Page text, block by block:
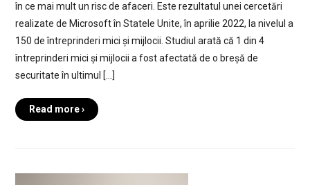
în ce mai mult un risc de afaceri. Este rezultatul unei cercetări
realizate de Microsoft în Statele Unite, în aprilie 2022, la nivelul a
150 de întreprinderi mici și mijlocii. Studiul arată că 1 din 4
întreprinderi mici și mijlocii a fost afectată de o breșă de
securitate în ultimul […]
Read more ›